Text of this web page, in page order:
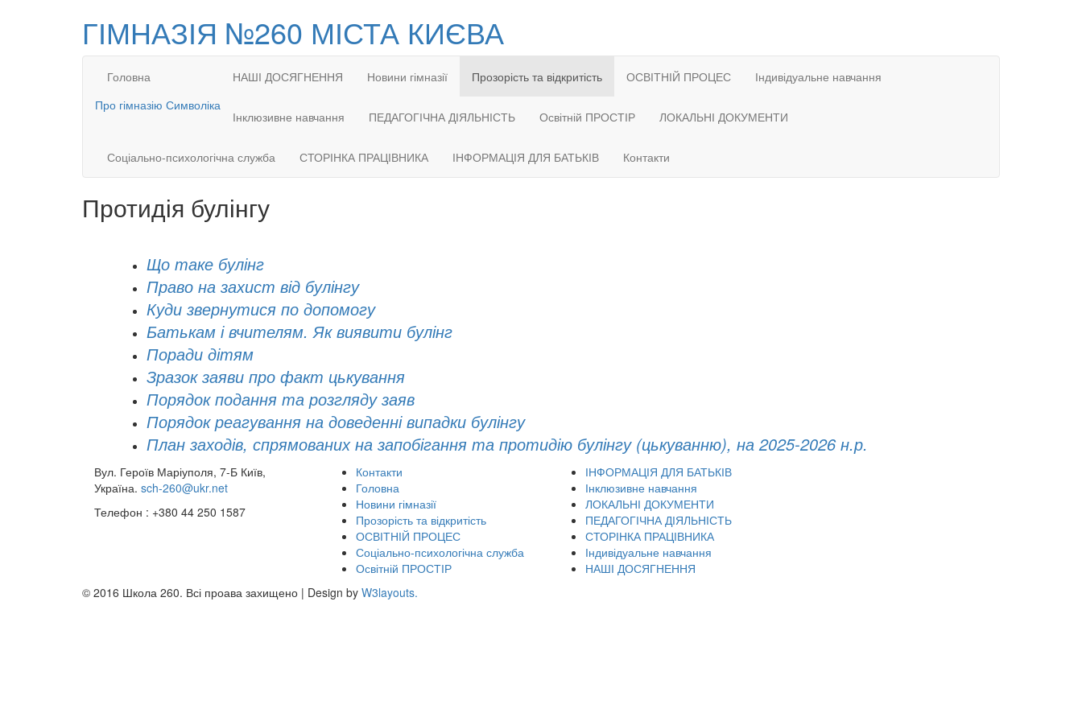
ГІМНАЗІЯ №260 МІСТА КИЄВА
Головна
Про гімназію Символіка
НАШІ ДОСЯГНЕННЯ Новини гімназії Прозорість та відкритість ОСВІТНІЙ ПРОЦЕС Індивідуальне навчання
Інклюзивне навчання ПЕДАГОГІЧНА ДІЯЛЬНІСТЬ Освітній ПРОСТІР ЛОКАЛЬНІ ДОКУМЕНТИ
Соціально-психологічна служба СТОРІНКА ПРАЦІВНИКА ІНФОРМАЦІЯ ДЛЯ БАТЬКІВ Контакти
Протидія булінгу
Що таке булінг
Право на захист від булінгу
Куди звернутися по допомогу
Батькам і вчителям. Як виявити булінг
Поради дітям
Зразок заяви про факт цькування
Порядок подання та розгляду заяв
Порядок реагування на доведенні випадки булінгу
План заходів, спрямованих на запобігання та протидію булінгу (цькуванню), на 2025-2026 н.р.
Вул. Героїв Маріуполя, 7-Б Київ,
Україна. sch-260@ukr.net
Телефон : +380 44 250 1587
Контакти
Головна
Новини гімназії
Прозорість та відкритість
ОСВІТНІЙ ПРОЦЕС
Соціально-психологічна служба
Освітній ПРОСТІР
ІНФОРМАЦІЯ ДЛЯ БАТЬКІВ
Інклюзивне навчання
ЛОКАЛЬНІ ДОКУМЕНТИ
ПЕДАГОГІЧНА ДІЯЛЬНІСТЬ
СТОРІНКА ПРАЦІВНИКА
Індивідуальне навчання
НАШІ ДОСЯГНЕННЯ
© 2016 Школа 260. Всі проава захищено | Design by W3layouts.